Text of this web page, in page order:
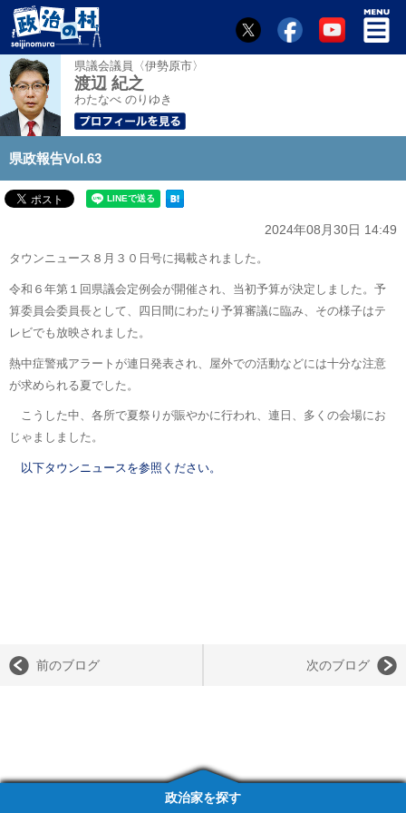
県議会議員〈伊勢原市〉
渡辺 紀之
わたなべ のりゆき
県政報告Vol.63
2024年08月30日 14:49
タウンニュース８月３０日号に掲載されました。
令和６年第１回県議会定例会が開催され、当初予算が決定しました。予
算委員会委員長として、四日間にわたり予算審議に臨み、その様子はテ
レビでも放映されました。
熱中症警戒アラートが連日発表され、屋外での活動などには十分な注意
が求められる夏でした。
こうした中、各所で夏祭りが賑やかに行われ、連日、多くの会場にお
じゃましました。
以下タウンニュースを参照ください。
前のブログ 次のブログ
政治家を探す